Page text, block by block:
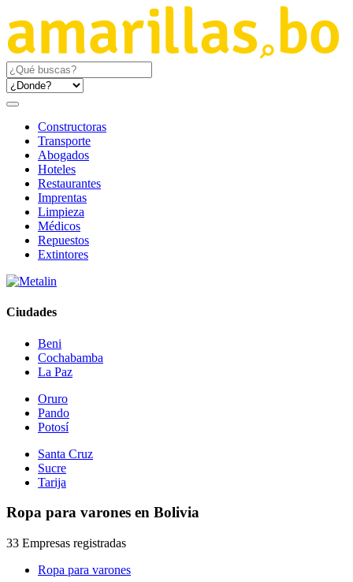
Constructoras
Transporte
Abogados
Hoteles
Restaurantes
Imprentas
Limpieza
Médicos
Repuestos
Extintores
Ciudades
Beni
Cochabamba
La Paz
Oruro
Pando
Potosí
Santa Cruz
Sucre
Tarija
Ropa para varones en Bolivia
33 Empresas registradas
Ropa para varones